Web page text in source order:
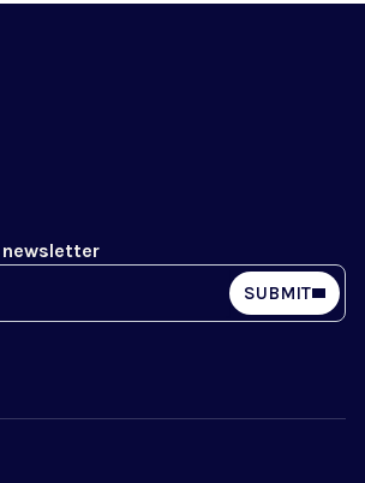
SUBMIT